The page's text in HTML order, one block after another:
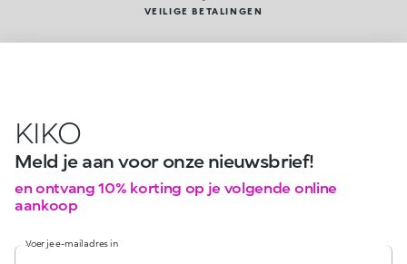
VEILIGE BETALINGEN
KIKO
Meld je aan voor onze nieuwsbrief!
en ontvang 10% korting op je volgende online
aankoop
Voer je e-mailadres in